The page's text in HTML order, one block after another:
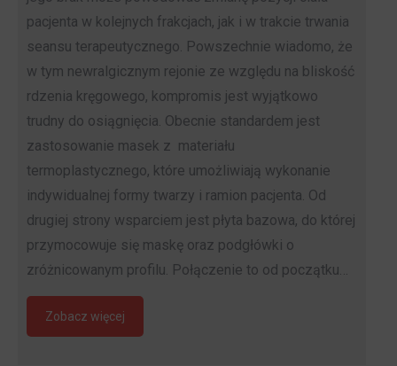
pacjenta w kolejnych frakcjach, jak i w trakcie trwania
seansu terapeutycznego. Powszechnie wiadomo, że
w tym newralgicznym rejonie ze względu na bliskość
rdzenia kręgowego, kompromis jest wyjątkowo
trudny do osiągnięcia. Obecnie standardem jest
zastosowanie masek z materiału
termoplastycznego, które umożliwiają wykonanie
indywidualnej formy twarzy i ramion pacjenta. Od
drugiej strony wsparciem jest płyta bazowa, do której
przymocowuje się maskę oraz podgłówki o
zróżnicowanym profilu. Połączenie to od początku…
Zobacz więcej